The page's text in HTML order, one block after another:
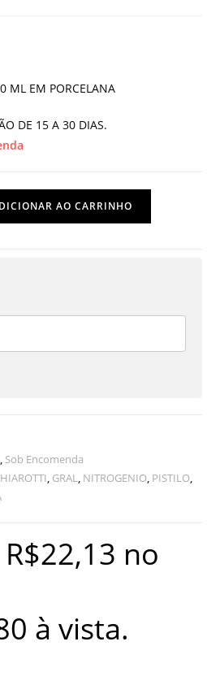
ML EM PORCELANA
DE 15 A 30 DIAS.
AO CARRINHO
, Sob Encomenda
, GRAL, NITROGENIO, PISTILO,
R$22,13 no
à vista.